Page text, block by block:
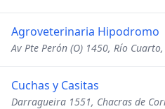
Agroveterinaria Hipodromo
Av Pte Perón (O) 1450, Río
Cuchas y Casitas
Darragueira 1551, Chacras de